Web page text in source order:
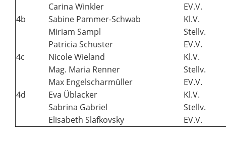
Carina Winkler
EV.V.
4b
Sabine Pammer-Schwab
Kl.V.
Miriam Sampl
Stellv.
Patricia Schuster
EV.V.
4c
Nicole Wieland
Kl.V.
Mag. Maria Renner
Stellv.
Max Engelscharmüller
EV.V.
4d
Eva Üblacker
Kl.V.
Sabrina Gabriel
Stellv.
Elisabeth Slafkovsky
EV.V.